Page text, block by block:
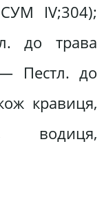
IV;304);
до трава
Пестл. до
кравиця,
водиця,